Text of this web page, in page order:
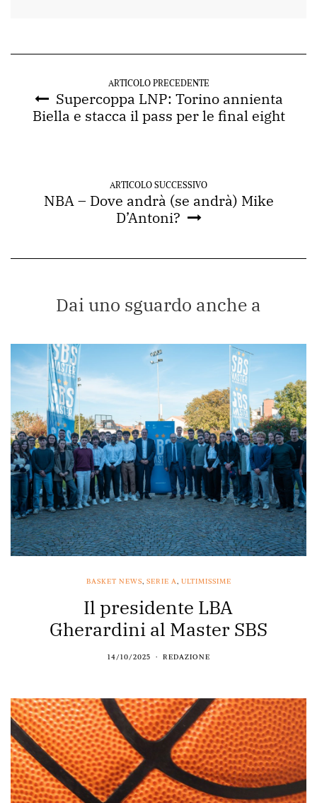
ARTICOLO PRECEDENTE
Supercoppa LNP: Torino annienta
Biella e stacca il pass per le final eight
ARTICOLO SUCCESSIVO
NBA – Dove andrà (se andrà) Mike
D’Antoni?
Dai uno sguardo anche a
BASKET NEWS, SERIE A, ULTIMISSIME
Il presidente LBA
Gherardini al Master SBS
14/10/2025 REDAZIONE